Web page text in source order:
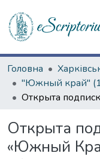
Головна
Открыта
«Южный